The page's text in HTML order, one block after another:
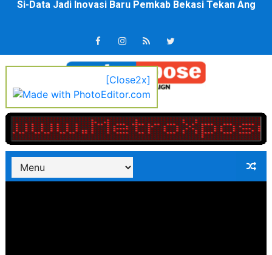
Ekspor Tersangka Dugaan Korupsi ADD Desa
Kadis Kominfo OKU Timur Terima Penghargaan PPID
KNPI Buru Gelar Rapimpurda ke IV, Pemantapan
Sinergi Pemkab OKU Timur dan TNI Bangun
DPRD Madina Setujui Ranperda Pertanggungjawaban
BMP SORSEL Berikan Bantuan untuk Warga Distrik
Jamwas Kejagung Ungkap Modus Korupsi Febrie
[Close2x]